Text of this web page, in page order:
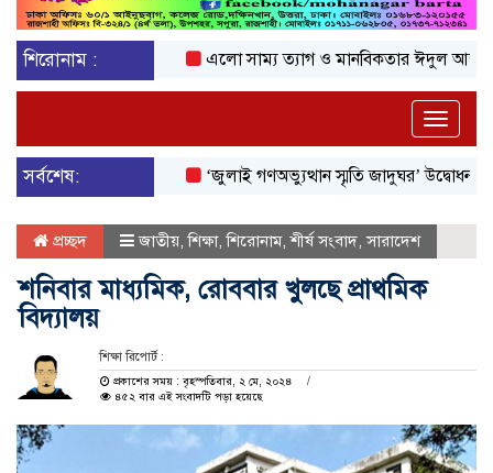
শিরোনাম : এলো সাম্য ত্যাগ ও মানবিকতার ঈদুল আজহা
Toggle
সর্বশেষ:
‘জুলাই গণঅভ্যুত্থান স্মৃতি জাদুঘর’ উদ্বোধন করলেন
প্রচ্ছদ জাতীয়,শিক্ষা,শিরোনাম,শীর্ষ সংবাদ,সারাদেশ
শনিবার মাধ্যমিক, রোববার খুলছে প্রাথমিক
বিদ্যালয়
শিক্ষা রিপোর্ট :
প্রকাশের সময় : বৃহস্পতিবার, ২ মে, ২০২৪
৪৫২ বার এই সংবাদটি পড়া হয়েছে